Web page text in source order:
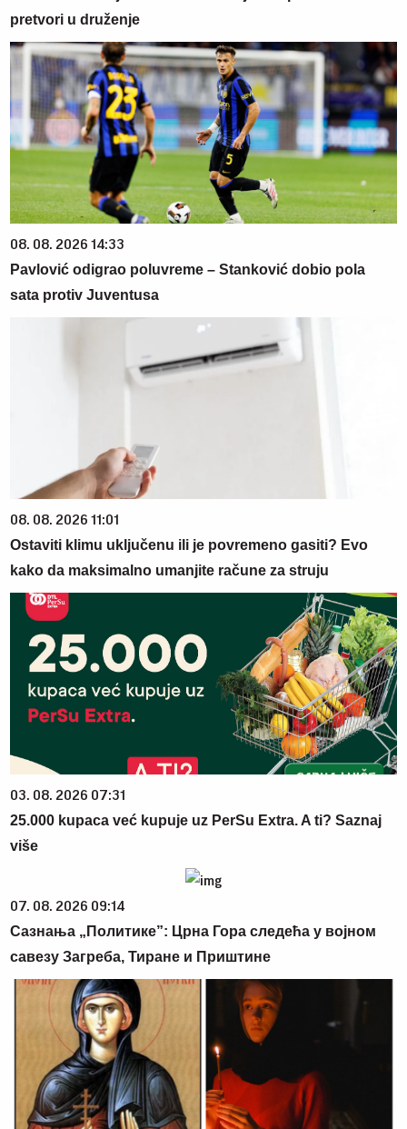
pretvori u druženje
08. 08. 2026 14:33
Pavlović odigrao poluvreme – Stanković dobio pola
sata protiv Juventusa
08. 08. 2026 11:01
Ostaviti klimu uključenu ili je povremeno gasiti? Evo
kako da maksimalno umanjite račune za struju
03. 08. 2026 07:31
25.000 kupaca već kupuje uz PerSu Extra. A ti? Saznaj
više
07. 08. 2026 09:14
Сазнања „Политике”: Црна Гора следећа у војном
савезу Загреба, Тиране и Приштине